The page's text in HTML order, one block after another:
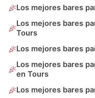
Los mejores bares
Los mejores bares
Tours
Los mejores bares
Los mejores bares
en Tours
Los mejores bares